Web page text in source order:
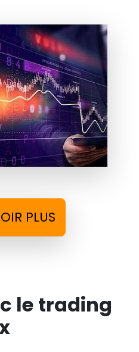
PLUS
le trading